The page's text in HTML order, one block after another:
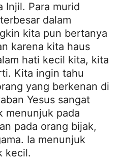
Injil. Para murid
dalam
kita pun bertanya
karena kita haus
hati kecil kita, kita
Kita ingin tahu
yang berkenan di
Yesus sangat
menunjuk pada
pada orang bijak,
Ia menunjuk
kecil.